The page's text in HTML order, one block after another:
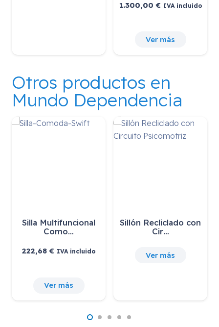
1.300,00€ IVA incluido
Ver más
Otros productos en
Mundo Dependencia
Silla Multifuncional
Como…
222,68€ IVA incluido
Ver más
Sillón Recliclado con
Cir…
Ver más